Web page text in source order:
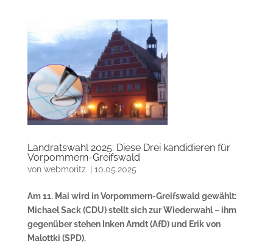
Landratswahl 2025: Diese Drei kandidieren für
Vorpommern-Greifswald
von webmoritz. | 10.05.2025
Am 11. Mai wird in Vorpommern-Greifswald gewählt:
Michael Sack (CDU) stellt sich zur Wiederwahl – ihm
gegenüber stehen Inken Arndt (AfD) und Erik von
Malottki (SPD).